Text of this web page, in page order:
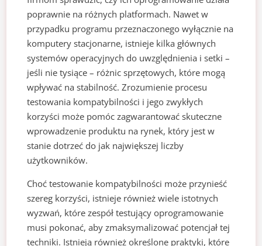
poprawnie na różnych platformach. Nawet w
przypadku programu przeznaczonego wyłącznie na
komputery stacjonarne, istnieje kilka głównych
systemów operacyjnych do uwzględnienia i setki –
jeśli nie tysiące – różnic sprzętowych, które mogą
wpływać na stabilność. Zrozumienie procesu
testowania kompatybilności i jego zwykłych
korzyści może pomóc zagwarantować skuteczne
wprowadzenie produktu na rynek, który jest w
stanie dotrzeć do jak największej liczby
użytkowników.
Choć testowanie kompatybilności może przynieść
szereg korzyści, istnieje również wiele istotnych
wyzwań, które zespół testujący oprogramowanie
musi pokonać, aby zmaksymalizować potencjał tej
techniki. Istnieją również określone praktyki, które